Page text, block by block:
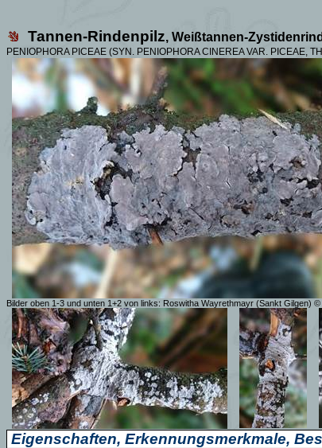
Tannen-Rindenpilz, Weißtannen-
PENIOPHORA PICEAE (SYN. PENIOPHORA CINEREA VAR. PICEAE,
Bilder oben 1-3 und unten 1+2 von links: Roswitha Wayrethmayr (Sankt Gilgen) ©
Eigenschaften, Erkennungsmerkmale,